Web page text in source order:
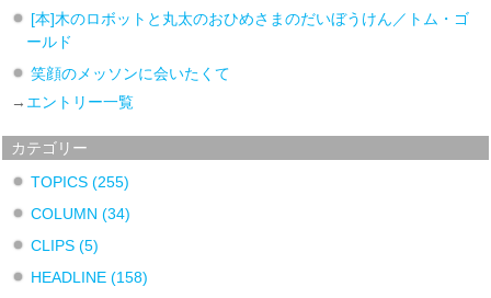
[本]木のロボットと丸太のおひめさまのだいぼうけん／トム・ゴ
ールド
笑顔のメッソンに会いたくて
→ エントリー一覧
カテゴリー
TOPICS(255)
COLUMN(34)
CLIPS(5)
HEADLINE(158)